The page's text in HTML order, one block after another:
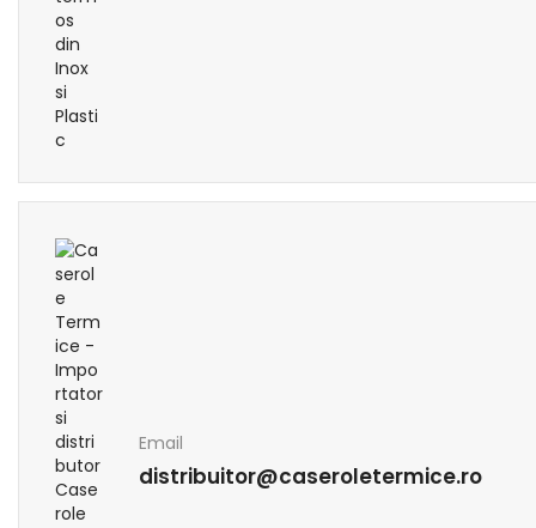
Email
distribuitor@caseroletermice.ro